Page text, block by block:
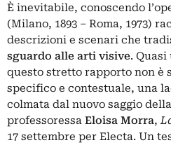
È inevitabile, conoscendo
(Milano, 1893 – Roma, 1973)
descrizioni e scenari che
sguardo alle arti visive. Quasi
questo stretto rapporto non è
specifico e contestuale, una
colmata dal nuovo saggio
professoressa Eloisa Morra,
17 settembre per Electa. Un